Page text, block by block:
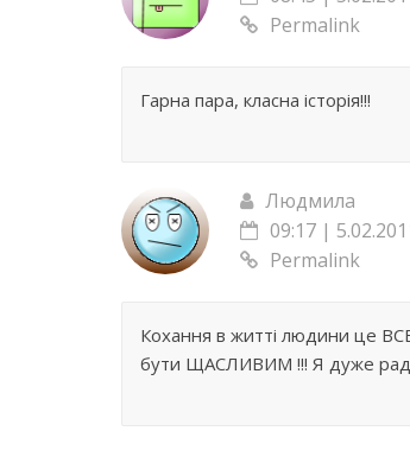
Permalink
Гарна пара, класна історія!!!
Людмила
09:17 |
Permalink
Кохання в житті людини це
бути ЩАСЛИВИМ !!! Я дуже